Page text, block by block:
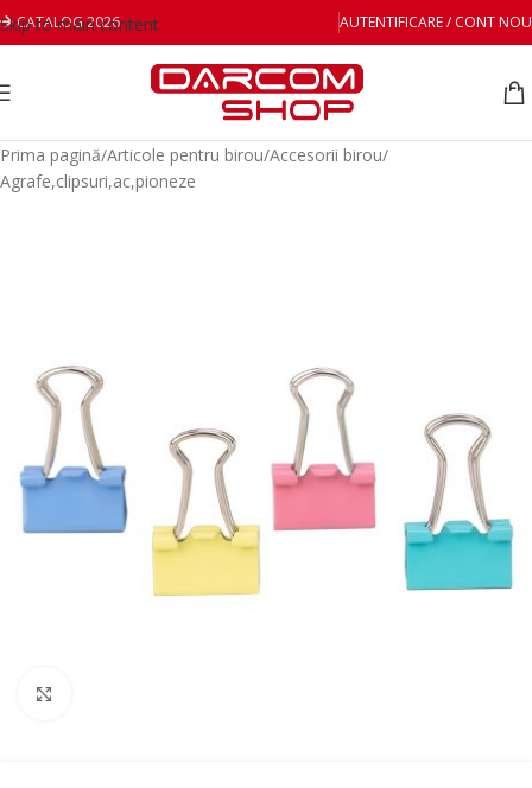
Skip to main content
CATALOG 2026 AUTENTIFICARE / CONT NOU
Prima pagină/Articole pentru birou/Accesorii birou/
Agrafe,clipsuri,ac,pioneze